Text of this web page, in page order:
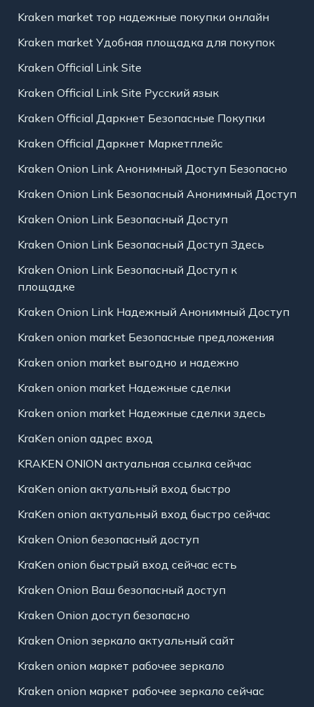
Kraken market тор надежные покупки онлайн
Kraken market Удобная площадка для покупок
Kraken Official Link Site
Kraken Official Link Site Русский язык
Kraken Official Даркнет Безопасные Покупки
Kraken Official Даркнет Маркетплейс
Kraken Onion Link Анонимный Доступ Безопасно
Kraken Onion Link Безопасный Анонимный Доступ
Kraken Onion Link Безопасный Доступ
Kraken Onion Link Безопасный Доступ Здесь
Kraken Onion Link Безопасный Доступ к
площадке
Kraken Onion Link Надежный Анонимный Доступ
Kraken onion market Безопасные предложения
Kraken onion market выгодно и надежно
Kraken onion market Надежные сделки
Kraken onion market Надежные сделки здесь
KraKen onion адрес вход
KRAKEN ONION актуальная ссылка сейчас
KraKen onion актуальный вход быстро
KraKen onion актуальный вход быстро сейчас
Kraken Onion безопасный доступ
KraKen onion быстрый вход сейчас есть
Kraken Onion Ваш безопасный доступ
Kraken Onion доступ безопасно
Kraken Onion зеркало актуальный сайт
Kraken onion маркет рабочее зеркало
Kraken onion маркет рабочее зеркало сейчас